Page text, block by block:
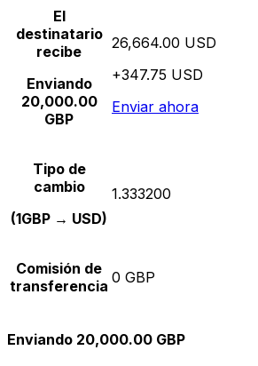
El
destinatario
recibe
Enviando
20,000.00
GBP
26,664.00 USD
+347.75 USD
Enviar ahora
Tipo de
cambio
(1GBP → USD)
1.333200
Comisión de
transferencia 0 GBP
Enviando 20,000.00 GBP